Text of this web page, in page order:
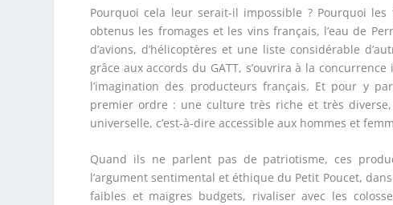
Pourquoi cela leur serait-il impossible ? Pourquoi
obtenus les fromages et les vins français, l’eau de
d’avions, d’hélicoptères et une liste considérable
grâce aux accords du GATT, s’ouvrira à la
l’imagination des producteurs français. Et pour y
premier ordre : une culture très riche et très
universelle, c’est-à-dire accessible aux hommes et
Quand ils ne parlent pas de patriotisme, ces
l’argument sentimental et éthique du Petit Poucet,
faibles et maigres budgets, rivaliser avec les